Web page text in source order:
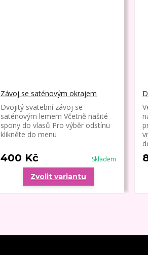
Závoj se saténovým okrajem
Dvojitý svatební závoj se
saténovým lemem Včetně našité
spony do vlasů Pro výběr odstínu
klikněte do menu
400 Kč Skladem
Zvolit variantu